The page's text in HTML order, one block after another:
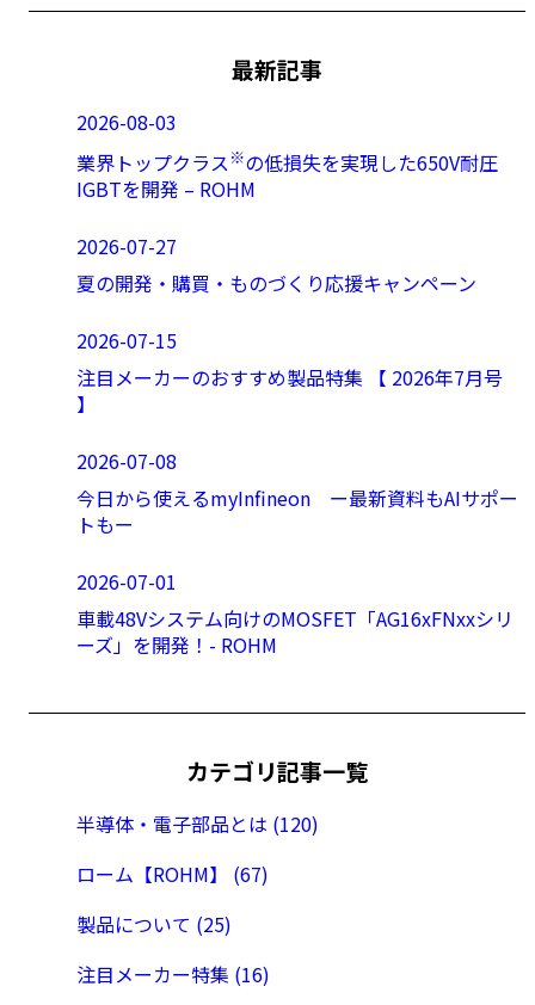
最新記事
2026-08-03
業界トップクラス ※の低損失を実現した650V耐圧
IGBTを開発 – ROHM
2026-07-27
夏の開発・購買・ものづくり応援キャンペーン
2026-07-15
注目メーカーのおすすめ製品特集 【 2026年7月号
】
2026-07-08
今日から使えるmyInfineon ー最新資料もAIサポー
トもー
2026-07-01
車載48Vシステム向けのMOSFET「AG16xFNxxシリ
ーズ」を開発！- ROHM
カテゴリ記事一覧
半導体・電子部品とは (120)
ローム【ROHM】 (67)
製品について (25)
注目メーカー特集 (16)